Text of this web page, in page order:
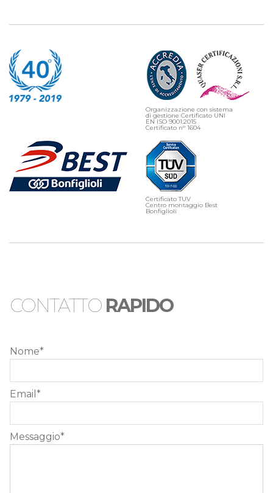
Organizzazione con sistema
di gestione Certificato UNI
EN ISO 9001:2015
Certificato n° 1604
Certificato TUV
Centro montaggio Best
Bonfiglioli
CONTATTO RAPIDO
Nome*
Email *
Messaggio*